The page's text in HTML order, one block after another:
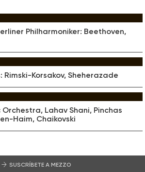
Philharmoniker: Beethoven,
Rimski-Korsakov, Sheherazade
Lahav Shani, Pinchas
Haim, Chaikovski
SUSCRÍBETE A MEZZO